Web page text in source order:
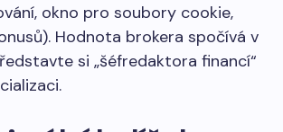
okno pro soubory cookie,
Hodnota brokera spočívá v
si „šéfredaktora financí“